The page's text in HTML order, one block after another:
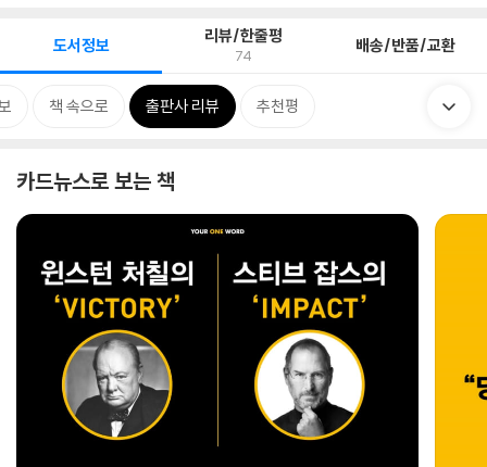
도서정보 리뷰/한줄평
74 배송/반품/교환
책 속으로 출판사 리뷰 추천평
카드뉴스로 보는 책